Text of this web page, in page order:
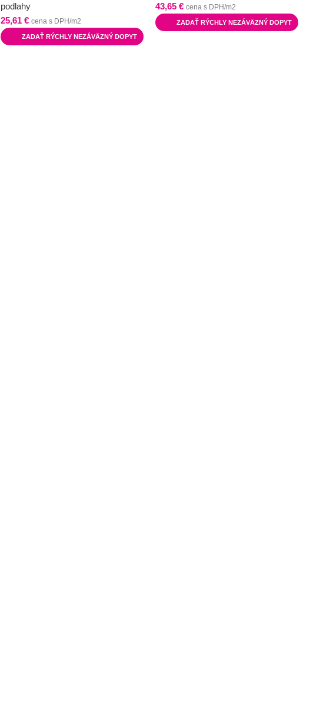
podlahy
25,61€ cena s DPH/m2
ZADAŤ RÝCHLY NEZÁVÄZNÝ DOPYT
43,65€ cena s DPH/m2
ZADAŤ RÝCHLY NEZÁVÄZNÝ DOPYT